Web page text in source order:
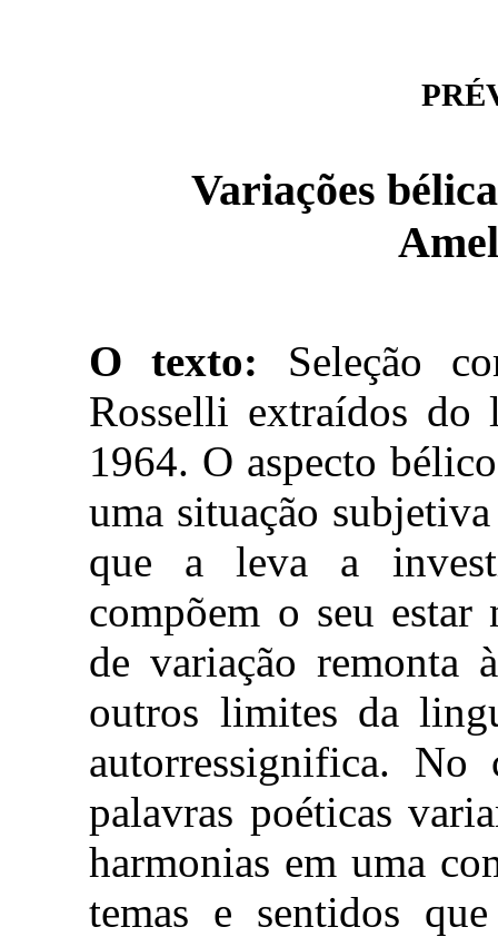
Variações
O texto: Seleção
Rosselli extraídos
1964. O aspecto
uma situação
que a leva a
compõem o seu
de variação remonta
outros limites da
autorressignifica. No
palavras poéticas
harmonias em uma
temas e sentidos